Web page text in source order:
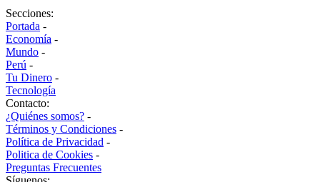
Secciones:
Portada -
Economía -
Mundo -
Perú -
Tu Dinero -
Tecnología
Contacto:
¿Quiénes somos? -
Términos y Condiciones -
Política de Privacidad -
Politica de Cookies -
Preguntas Frecuentes